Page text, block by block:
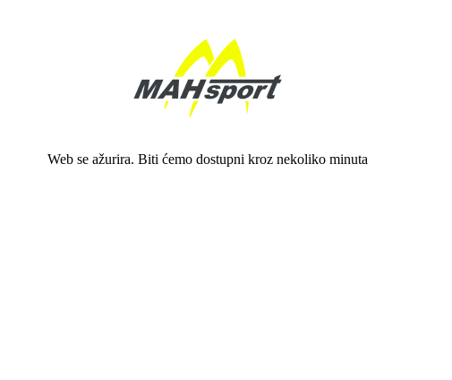
Web se ažurira. Biti ćemo dostupni kroz nekoliko minuta